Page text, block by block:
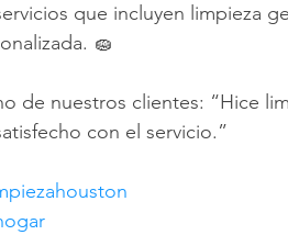
que incluyen limpieza
🧽
de nuestros clientes: “Hice
con el servicio.”